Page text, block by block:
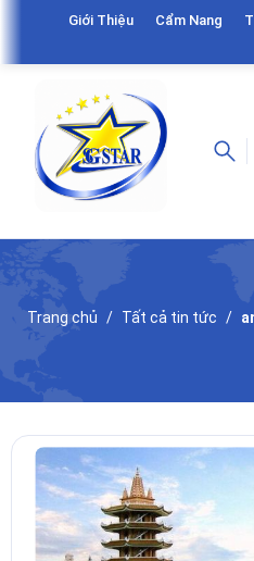
Giới Thiệu Cẩm Nang
Trang chủ Tất cả tin tức